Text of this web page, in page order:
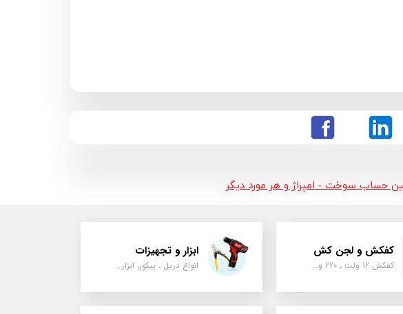
حساب سوخت - امپراژ و هر مورد دیگر
کفکش و لجن کش
کفکش 12 ولت ، 220 ولت ، یک اینچ به بالا لجن کش کاتردار، لجن کش چدنی
ابزار و تجهیزات
انواع دریل ، پیکور، ابزارالات، سیل مکانیکی، قطعات پمپ